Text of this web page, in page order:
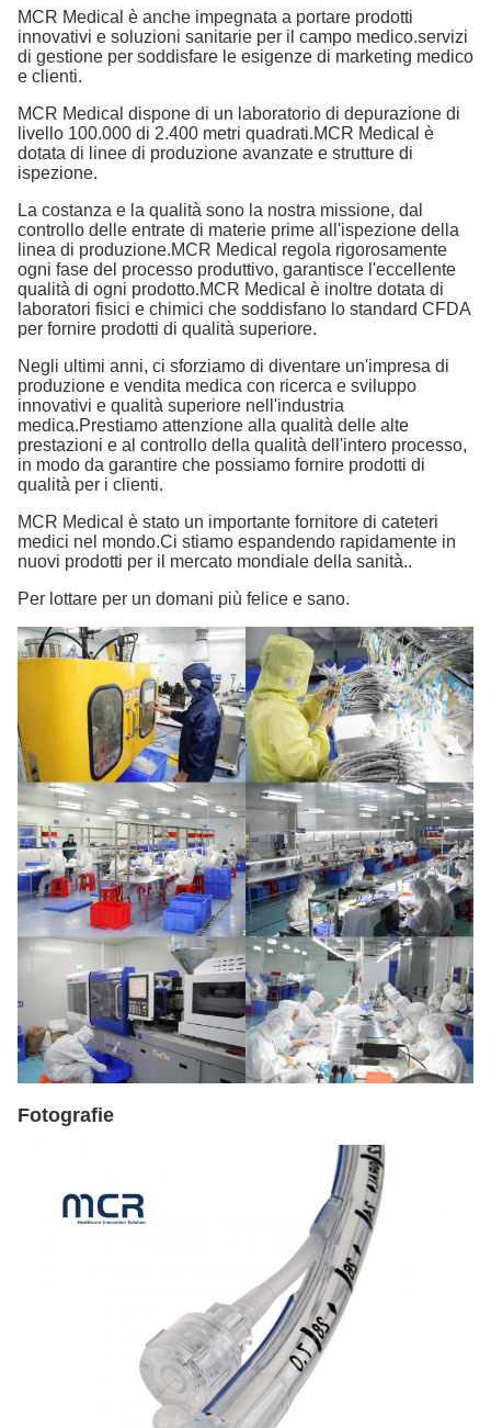
MCR Medical è anche impegnata a portare prodotti
innovativi e soluzioni sanitarie per il campo medico.servizi
di gestione per soddisfare le esigenze di marketing medico
e clienti.
MCR Medical dispone di un laboratorio di depurazione di
livello 100.000 di 2.400 metri quadrati.MCR Medical è
dotata di linee di produzione avanzate e strutture di
ispezione.
La costanza e la qualità sono la nostra missione, dal
controllo delle entrate di materie prime all'ispezione della
linea di produzione.MCR Medical regola rigorosamente
ogni fase del processo produttivo, garantisce l'eccellente
qualità di ogni prodotto.MCR Medical è inoltre dotata di
laboratori fisici e chimici che soddisfano lo standard CFDA
per fornire prodotti di qualità superiore.
Negli ultimi anni, ci sforziamo di diventare un'impresa di
produzione e vendita medica con ricerca e sviluppo
innovativi e qualità superiore nell'industria
medica.Prestiamo attenzione alla qualità delle alte
prestazioni e al controllo della qualità dell'intero processo,
in modo da garantire che possiamo fornire prodotti di
qualità per i clienti.
MCR Medical è stato un importante fornitore di cateteri
medici nel mondo.Ci stiamo espandendo rapidamente in
nuovi prodotti per il mercato mondiale della sanità..
Per lottare per un domani più felice e sano.
Fotografie